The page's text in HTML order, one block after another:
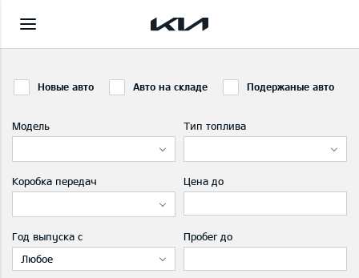
Новые авто Авто на складе Подержаные авто
Модель Тип топлива
Коробка передач Цена до
Год выпуска с
Любое
Пробег до